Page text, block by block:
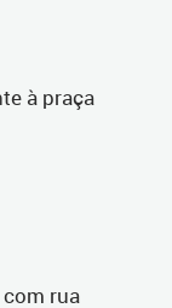
à praça
com rua